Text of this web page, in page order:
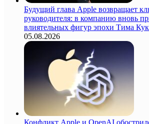
Будущий глава Apple возвращает
руководителя: в компанию вновь
влиятельных фигур эпохи Тима
05.08.2026
Конфликт Apple и OpenAI